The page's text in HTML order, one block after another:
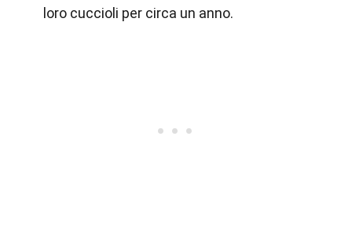
loro cuccioli per circa un anno.